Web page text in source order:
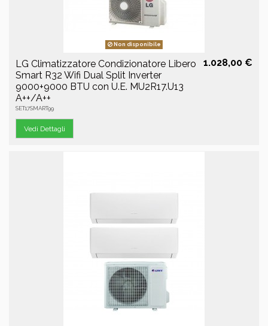
Non disponibile
LG Climatizzatore Condizionatore Libero
Smart R32 Wifi Dual Split Inverter
9000+9000 BTU con U.E. MU2R17.U13
A++/A++
SET17SMART99
1.028,00 €
Vedi Dettagli